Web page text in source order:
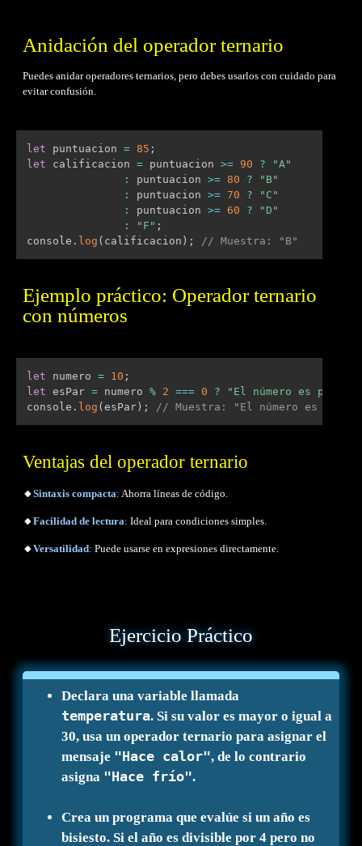
Anidación del operador ternario
Puedes anidar operadores ternarios, pero debes usarlos con cuidado para
evitar confusión.
let puntuacion = 85 ;
let calificacion = puntuacion >= 90 ?
"A"
:
puntuacion >= 80 ?
"B"
:
puntuacion >= 70 ?
"C"
:
puntuacion >= 60 ?
"D"
:
"F" ;
console . log ( calificacion ) ; // Muestra: "B"
Ejemplo práctico: Operador ternario
con números
let numero = 10 ;
let esPar = numero % 2 === 0 ? "El número es par"
console . log ( esPar ) ; // Muestra: "El número es par"
Ventajas del operador ternario
🔸Sintaxis compacta: Ahorra líneas de código.
🔸Facilidad de lectura: Ideal para condiciones simples.
🔸Versatilidad: Puede usarse en expresiones directamente.
Ejercicio Práctico
Declara una variable llamada
temperatura. Si su valor es mayor o igual a
30, usa un operador ternario para asignar el
mensaje "Hace calor", de lo contrario
asigna "Hace frío".
Crea un programa que evalúe si un año es
bisiesto. Si el año es divisible por 4 pero no